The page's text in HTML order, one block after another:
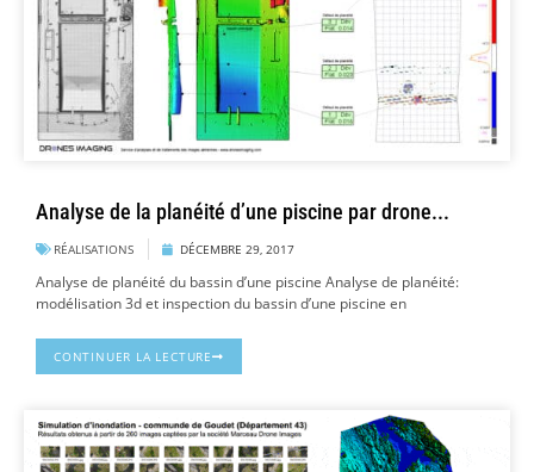
Analyse de la planéité d’une piscine par drone...
RÉALISATIONS DÉCEMBRE 29, 2017
Analyse de planéité du bassin d’une piscine Analyse de planéité:
modélisation 3d et inspection du bassin d’une piscine en
CONTINUER LA LECTURE